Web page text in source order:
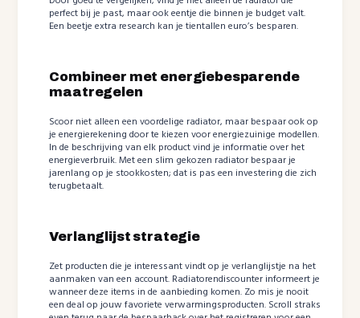
perfect bij je past, maar ook eentje die binnen je budget valt.
Een beetje extra research kan je tientallen euro’s besparen.
Combineer met energiebesparende
maatregelen
Scoor niet alleen een voordelige radiator, maar bespaar ook op
je energierekening door te kiezen voor energiezuinige modellen.
In de beschrijving van elk product vind je informatie over het
energieverbruik. Met een slim gekozen radiator bespaar je
jarenlang op je stookkosten; dat is pas een investering die zich
terugbetaalt.
Verlanglijst strategie
Zet producten die je interessant vindt op je verlanglijstje na het
aanmaken van een account. Radiatorendiscounter informeert je
wanneer deze items in de aanbieding komen. Zo mis je nooit
een deal op jouw favoriete verwarmingsproducten. Scroll straks